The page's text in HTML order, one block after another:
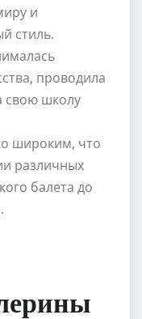
и
стиль.
проводила
свою школу
широким, что
различных
балета до